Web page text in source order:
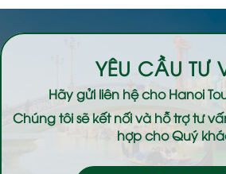
YÊU CẦU TƯ
Hãy gửi liên hệ choHanoi
Chúng tôi sẽ kết nối và hỗ trợ tư
hợp cho Quý